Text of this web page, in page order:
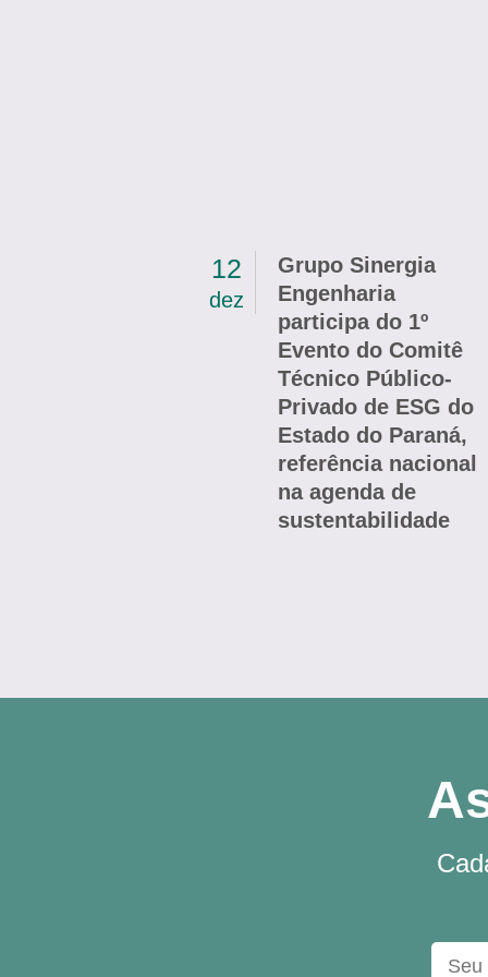
12
dez
Grupo Sinergia
Engenharia
participa do 1º
Evento do Comitê
Técnico Público-
Privado de ESG do
Estado do Paraná,
referência nacional
na agenda de
sustentabilidade